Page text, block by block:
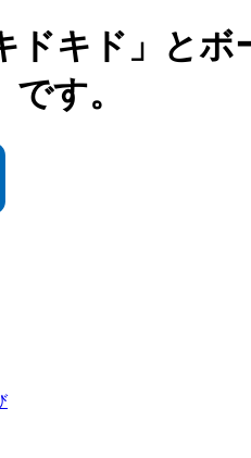
ドキド」と
す。